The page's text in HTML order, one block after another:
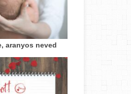
aranyos neved